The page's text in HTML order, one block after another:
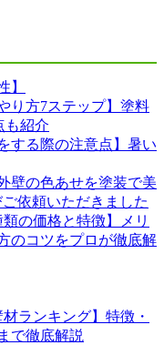
】
り方7ステップ】塗料
も紹介
する際の注意点】暑い
壁の色あせを塗装で美
依頼いただきました
の価格と特徴】メリ
のコツをプロが徹底解
ランキング】特徴・
で徹底解説